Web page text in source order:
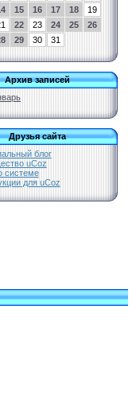
15 16 17 18
19
22 23 24 25
26
29 30 31
Архив записей
Друзья сайта
блог
uCoz
системе
для uCoz